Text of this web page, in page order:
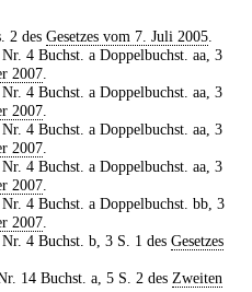
2 des Gesetzes vom 7. Juli 2005.
4 Buchst. a Doppelbuchst. aa, 3
2007
4 Buchst. a Doppelbuchst. aa, 3
2007
4 Buchst. a Doppelbuchst. aa, 3
2007
4 Buchst. a Doppelbuchst. aa, 3
2007
4 Buchst. a Doppelbuchst. bb, 3
2007
4 Buchst. b, 3 S. 1 des Gesetzes
14 Buchst. a, 5 S. 2 des Zweiten